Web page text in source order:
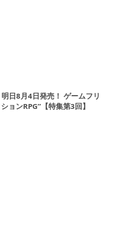
日8月4日発売！ ゲームフリ
ョンRPG”【特集第3回】